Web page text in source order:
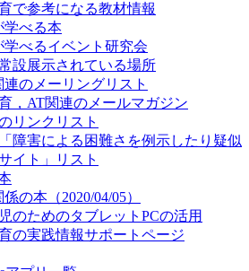
で参考になる教材情報
学べる本
べるイベント研究会
設展示されている場所
のメーリングリスト
，AT関連のメールマガジン
リンクリスト
障害による困難さを例示したり疑似
イト」リスト
の本（2020/04/05）
のためのタブレットPCの活用
の実践情報サポートページ